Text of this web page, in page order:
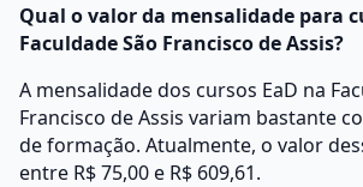
Qual o valor da mensalidade para
Faculdade São Francisco de Assis?
A mensalidade dos cursos EaD na
Francisco de Assis variam bastante
de formação. Atualmente, o valor
entre R$ 75,00 e R$ 609,61.